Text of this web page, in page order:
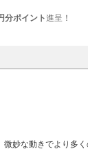
分ポイント進呈！
妙な動きでより多